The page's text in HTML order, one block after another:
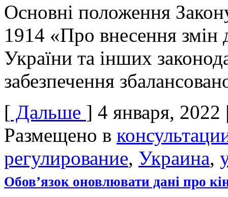
Основні положення
1914 «Про внесення змін
України та інших
забезпечення
[ Дальше ] 4 января, 2022
Размещено в
регулирование, Украина,
Обов’язок оновлювати дані про